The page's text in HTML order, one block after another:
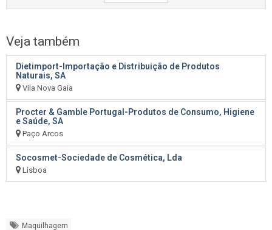
Veja também
Dietimport-Importação e Distribuição de Produtos
Naturais, SA
Vila Nova Gaia
Procter & Gamble Portugal-Produtos de Consumo, Higiene
e Saúde, SA
Paço Arcos
Socosmet-Sociedade de Cosmética, Lda
Lisboa
Maquilhagem